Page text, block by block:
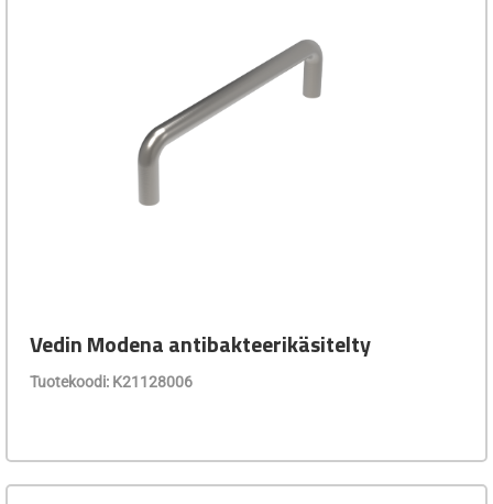
Vedin Modena antibakteerikäsitelty
Tuotekoodi: K21128006